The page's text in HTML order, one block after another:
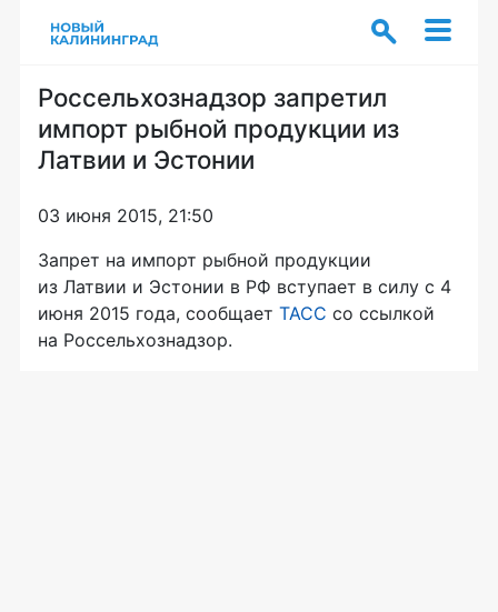
Россельхознадзор запретил
импорт рыбной продукции из
Латвии и Эстонии
03 июня 2015, 21:50
Запрет на импорт рыбной продукции
из Латвии и Эстонии в РФ вступает в силу с 4
июня 2015 года, сообщает ТАСС со ссылкой
на Россельхознадзор.